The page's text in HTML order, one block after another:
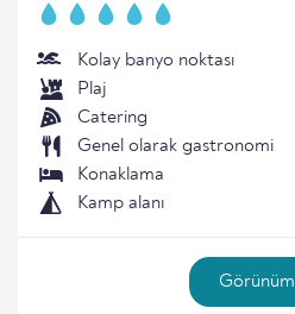
Kolay banyo noktası
Plaj
Catering
Genel olarak gastronomi
Konaklama
Kamp alanı
Görünüm